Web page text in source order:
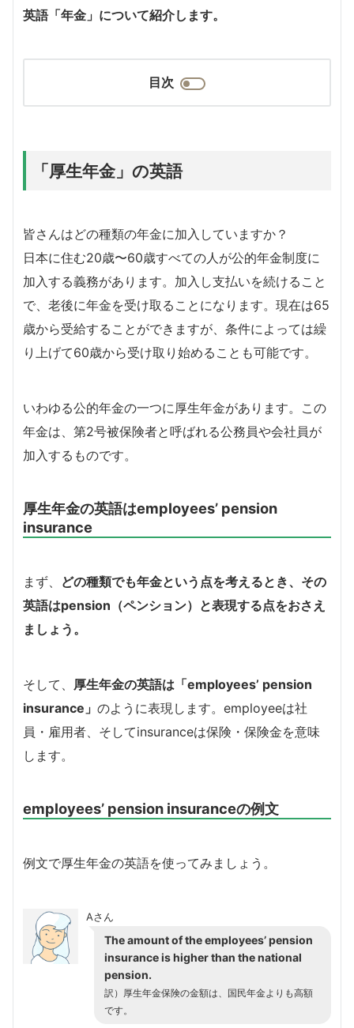
英語「年金」について紹介します。
目次
「厚生年金」の英語
皆さんはどの種類の年金に加入していますか？
日本に住む20歳〜60歳すべての人が公的年金制度に
加入する義務があります。加入し支払いを続けること
で、老後に年金を受け取ることになります。現在は65
歳から受給することができますが、条件によっては繰
り上げて60歳から受け取り始めることも可能です。
いわゆる公的年金の一つに厚生年金があります。この
年金は、第2号被保険者と呼ばれる公務員や会社員が
加入するものです。
厚生年金の英語はemployees’ pension
insurance
まず、 どの種類でも年金という点を考えるとき、その
英語はpension（ペンション）と表現する点をおさえ
ましょう。
そして、 厚生年金の英語は「employees’ pension
insurance」 のように表現します。employeeは社
員・雇用者、そしてinsuranceは保険・保険金を意味
します。
employees’ pension insuranceの例文
例文で厚生年金の英語を使ってみましょう。
Aさん
The amount of the employees’ pension
insurance is higher than the national
pension.
訳）厚生年金保険の金額は、国民年金よりも高額
です。